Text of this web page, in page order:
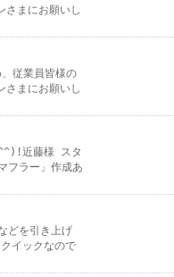
さまにお願いし
従業員皆様の
さまにお願いし
近藤様 スタ
フラー」作成あ
どを引き上げ
イックなので